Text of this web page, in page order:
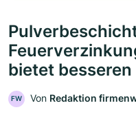
bietet
FW Von Redaktion